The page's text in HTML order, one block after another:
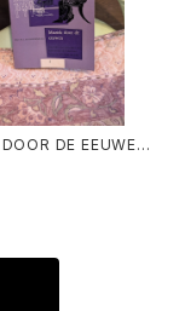
DE EEUWEN
版社：Broekmans